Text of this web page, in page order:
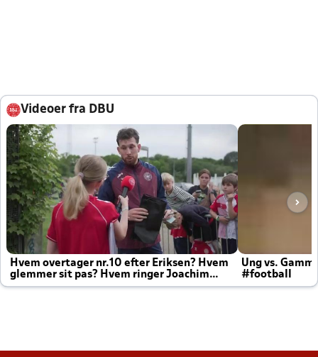
Videoer fra DBU
Hvem overtager nr.10 efter Eriksen? Hvem
glemmer sit pas? Hvem ringer Joachim
altid til efter kampe?
Ung vs.
#football